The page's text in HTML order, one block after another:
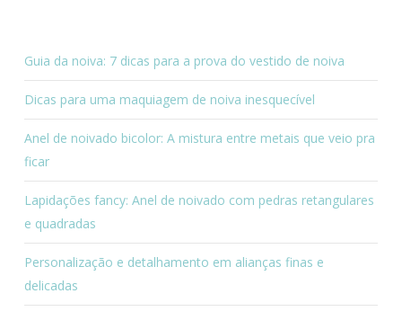
Guia da noiva: 7 dicas para a prova do vestido de noiva
Dicas para uma maquiagem de noiva inesquecível
Anel de noivado bicolor: A mistura entre metais que veio pra
ficar
Lapidações fancy: Anel de noivado com pedras retangulares
e quadradas
Personalização e detalhamento em alianças finas e
delicadas